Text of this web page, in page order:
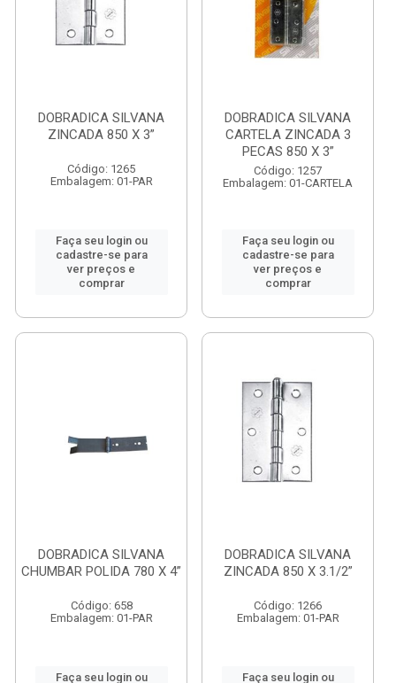
DOBRADICA SILVANA
ZINCADA 850 X 3”
Código: 1265
Embalagem: 01-PAR
Faça seu login ou
cadastre-se para
ver preços e
comprar
DOBRADICA SILVANA
CARTELA ZINCADA 3
PECAS 850 X 3”
Código: 1257
Embalagem: 01-CARTELA
Faça seu login ou
cadastre-se para
ver preços e
comprar
DOBRADICA SILVANA
CHUMBAR POLIDA 780 X 4”
Código: 658
Embalagem: 01-PAR
Faça seu login ou
DOBRADICA SILVANA
ZINCADA 850 X 3.1/2”
Código: 1266
Embalagem: 01-PAR
Faça seu login ou